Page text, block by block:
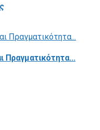
Πραγματικότητα...